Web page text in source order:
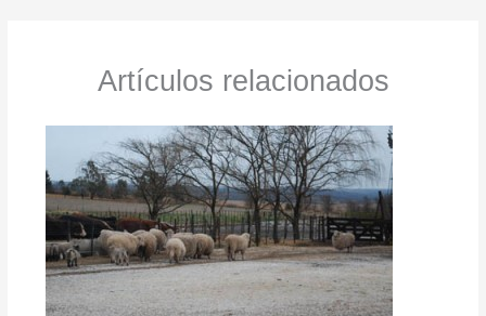
Artículos relacionados